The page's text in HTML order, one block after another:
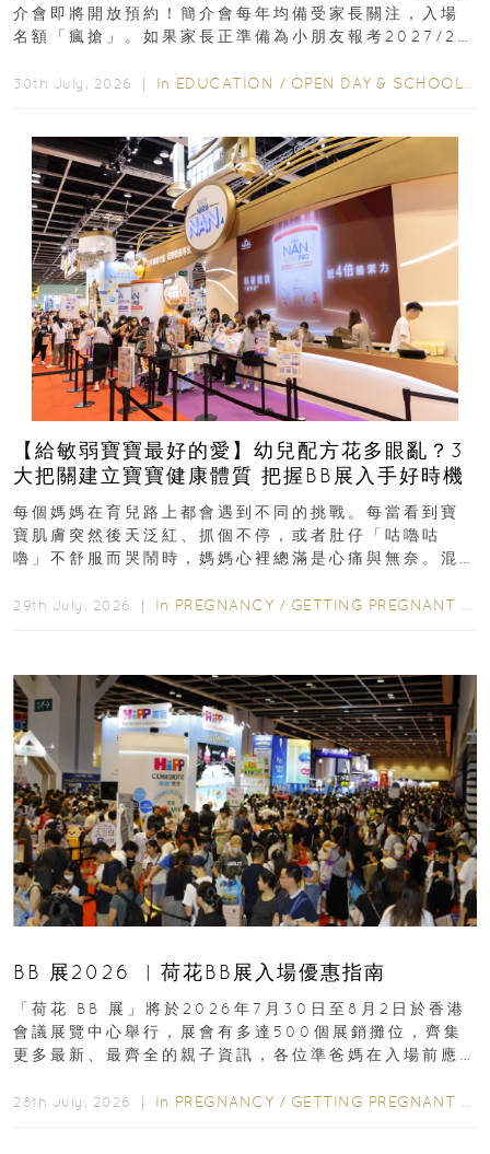
介會即將開放預約！簡介會每年均備受家長關注，入場
名額「瘋搶」。如果家長正準備為小朋友報考2027/28
30th July, 2026 ｜ In EDUCATION / OPEN DAY & SCHOOL EVENTS
【給敏弱寶寶最好的愛】幼兒配方花多眼亂？3
大把關建立寶寶健康體質 把握BB展入手好時機
每個媽媽在育兒路上都會遇到不同的挑戰。每當看到寶
寶肌膚突然後天泛紅、抓個不停，或者肚仔「咕嚕咕
嚕」不舒服而哭鬧時，媽媽心裡總滿是心痛與無奈。混
29th July, 2026 ｜ In PREGNANCY / GETTING PREGNANT
BB 展2026 ︳荷花BB展入場優惠指南
「荷花 BB 展」將於2026年7月30日至8月2日於香港
會議展覽中心舉行，展會有多達500個展銷攤位，齊集
更多最新、最齊全的親子資訊，各位準爸媽在入場前應
28th July, 2026 ｜ In PREGNANCY / GETTING PREGNANT